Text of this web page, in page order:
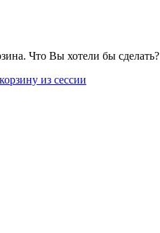
Что Вы хотели бы сделать?
из сессии